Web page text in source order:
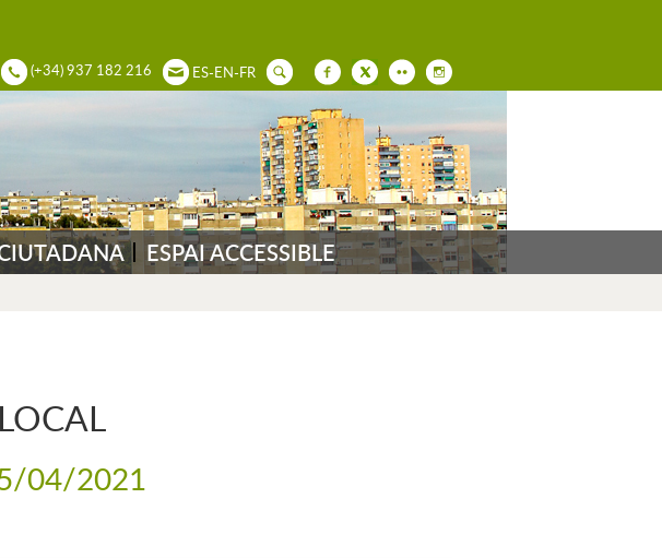
(+34) 937 182 216 ES-EN-FR
ESPAI ACCESSIBLE
04/2021